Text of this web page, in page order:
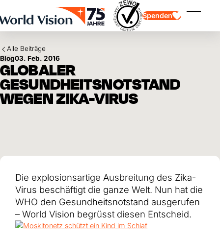
Spenden
Testament und Legat
Philanthropie
Unternehmenskooperationen
Erdbeben Venezuela
Hilfe für Ukraine
Hilfe für Sudan
Hilfe für Afghanistan
Jahresbericht und Finanzen
Afrika
Asien
Lateinamerika
Naher Osten und Europa
Alle Beiträge
Blog03. Feb. 2016
GLOBALER
GESUNDHEITSNOTSTAND
WEGEN ZIKA-VIRUS
Die explosionsartige Ausbreitung des Zika-
Virus beschäftigt die ganze Welt. Nun hat die
WHO den Gesundheitsnotstand ausgerufen
– World Vision begrüsst diesen Entscheid.